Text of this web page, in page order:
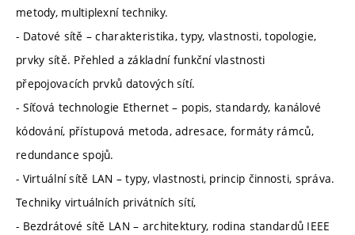
metody, multiplexní techniky.
- Datové sítě – charakteristika, typy, vlastnosti, topologie,
prvky sítě. Přehled a základní funkční vlastnosti
přepojovacích prvků datových sítí.
- Síťová technologie Ethernet – popis, standardy, kanálové
kódování, přístupová metoda, adresace, formáty rámců,
redundance spojů.
- Virtuální sítě LAN – typy, vlastnosti, princip činnosti, správa.
Techniky virtuálních privátních sítí,
- Bezdrátové sítě LAN – architektury, rodina standardů IEEE